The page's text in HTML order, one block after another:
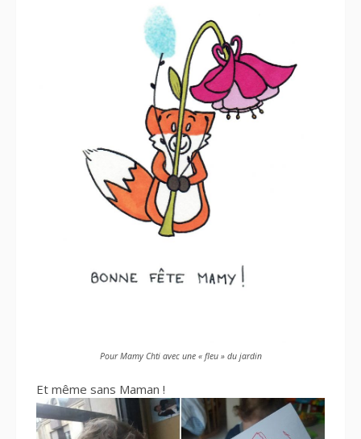
Pour Mamy Chti avec une « fleu » du jardin
Et même sans Maman !